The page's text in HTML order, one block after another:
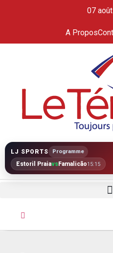
07
A Propos
LJ SPORTS Programme
Estoril PraiavsFamalicão15:15